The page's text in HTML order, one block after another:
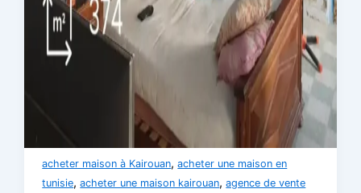
acheter maison à Kairouan,acheter une maison en
tunisie,acheter une maison kairouan,agence de vente